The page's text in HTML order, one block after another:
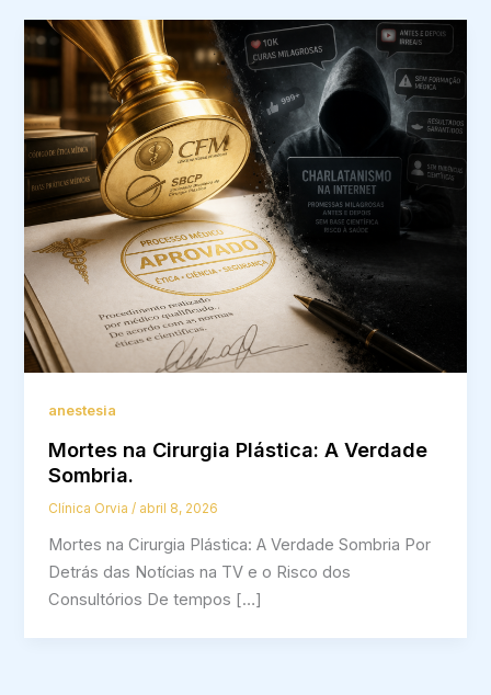
anestesia
Mortes na Cirurgia Plástica: A Verdade
Sombria.
Clínica Orvia/ abril 8, 2026
Mortes na Cirurgia Plástica: A Verdade Sombria Por
Detrás das Notícias na TV e o Risco dos
Consultórios De tempos […]